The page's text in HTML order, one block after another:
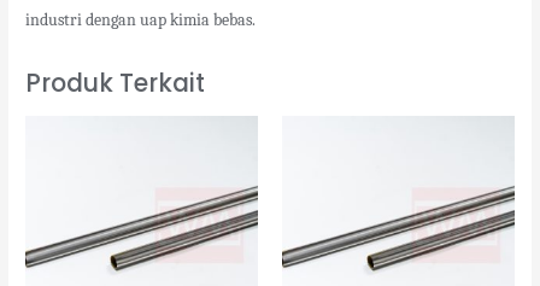
industri dengan uap kimia bebas.
Produk Terkait